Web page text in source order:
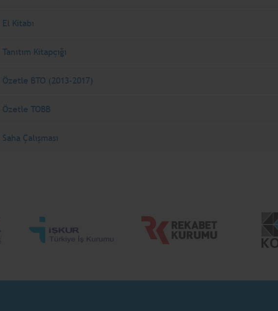
El Kitabı
Tanıtım Kitapçığı
Özetle BTO (2013-2017)
Özetle TOBB
Saha Çalışması